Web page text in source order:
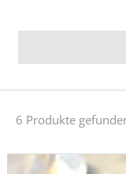
6 Produkte